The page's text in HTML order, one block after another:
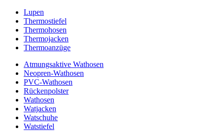
Lupen
Thermostiefel
Thermohosen
Thermojacken
Thermoanzüge
Atmungsaktive Wathosen
Neopren-Wathosen
PVC-Wathosen
Rückenpolster
Wathosen
Watjacken
Watschuhe
Watstiefel